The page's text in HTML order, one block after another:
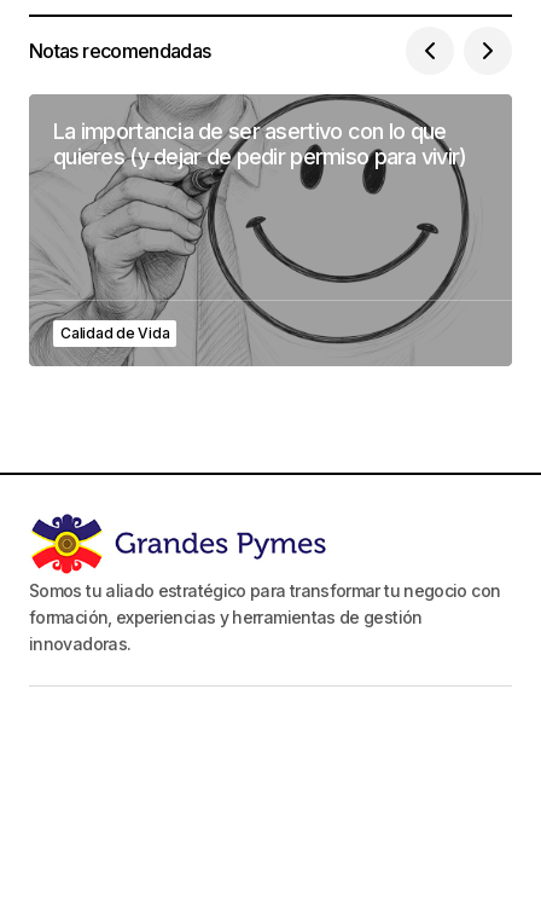
Notas recomendadas
La importancia de ser asertivo con lo que
quieres (y dejar de pedir permiso para vivir)
Calidad de Vida
Somos tu aliado estratégico para transformar tu negocio con
formación, experiencias y herramientas de gestión
innovadoras.